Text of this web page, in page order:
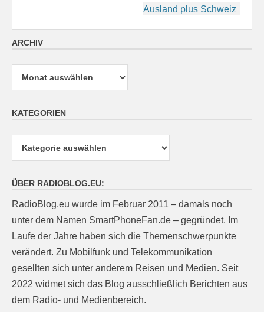
Ausland plus Schweiz
ARCHIV
Archiv
KATEGORIEN
ÜBER RADIOBLOG.EU:
RadioBlog.eu wurde im Februar 2011 – damals noch
unter dem Namen SmartPhoneFan.de – gegründet. Im
Laufe der Jahre haben sich die Themenschwerpunkte
verändert. Zu Mobilfunk und Telekommunikation
gesellten sich unter anderem Reisen und Medien. Seit
2022 widmet sich das Blog ausschließlich Berichten aus
dem Radio- und Medienbereich.